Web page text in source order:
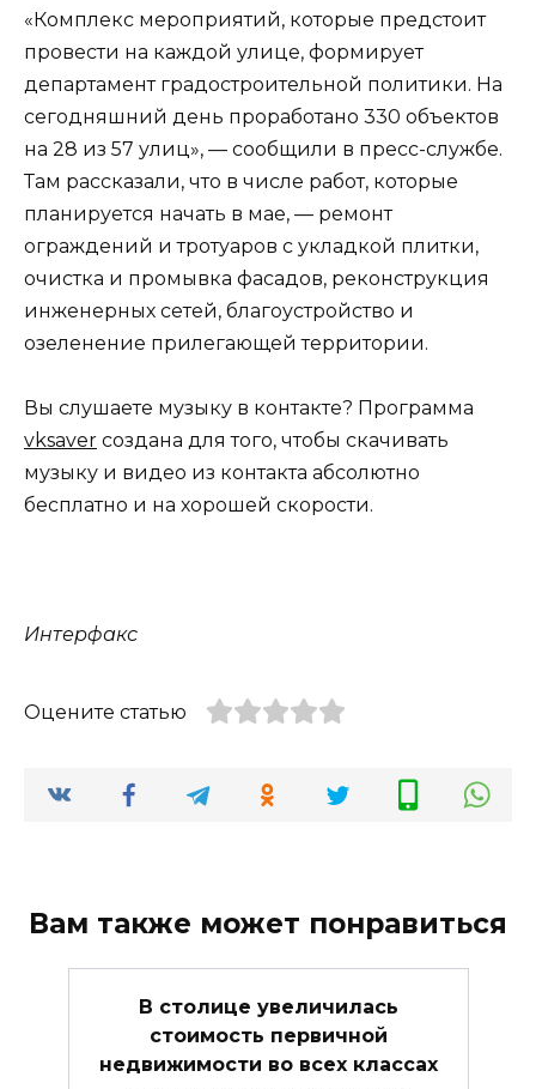
«Комплекс мероприятий, которые предстоит
провести на каждой улице, формирует
департамент градостроительной политики. На
сегодняшний день проработано 330 объектов
на 28 из 57 улиц», — сообщили в пресс-службе.
Там рассказали, что в числе работ, которые
планируется начать в мае, — ремонт
ограждений и тротуаров с укладкой плитки,
очистка и промывка фасадов, реконструкция
инженерных сетей, благоустройство и
озеленение прилегающей территории.
Вы слушаете музыку в контакте? Программа
vksaver создана для того, чтобы скачивать
музыку и видео из контакта абсолютно
бесплатно и на хорошей скорости.
Интерфакс
Оцените статью
Вам также может понравиться
В столице увеличилась
стоимость первичной
недвижимости во всех классах